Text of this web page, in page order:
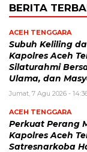
BERITA
ACEH TENGGARA
Subuh Keliling
Kapolres Aceh
Silaturahmi
Ulama, dan
Jumat, 7 Agu 2026 -
ACEH TENGGARA
Perkuat Perang
Kapolres Aceh
Satresnarkoba